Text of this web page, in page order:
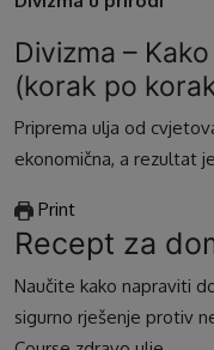
Divizma –
(korak po
Priprema ulja od
ekonomična, a rezultat
Print
Recept za
Naučite kako napraviti
sigurno rješenje protiv